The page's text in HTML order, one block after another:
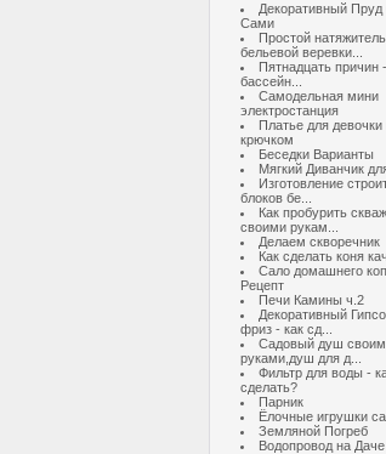
Декоративный
Сами
Простой натяжитель
бельевой веревки...
Пятнадцать причин
бассейн...
Самодельная мини
электростанция
Платье для девочки
крючком
Беседки Варианты
Мягкий Диванчик
Изготовление
блоков бе...
Как пробурить
своими рукам...
Делаем скворечник
Как сделать коня
Сало домашнего
Рецепт
Печи Камины ч.2
Декоративный
фриз - как сд...
Садовый душ
руками,душ для д...
Фильтр для воды -
сделать?
Парник
Ёлочные игрушки
Земляной Погреб
Водопровод на Даче